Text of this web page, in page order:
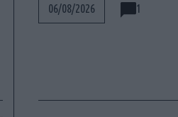
06/08/2026 1